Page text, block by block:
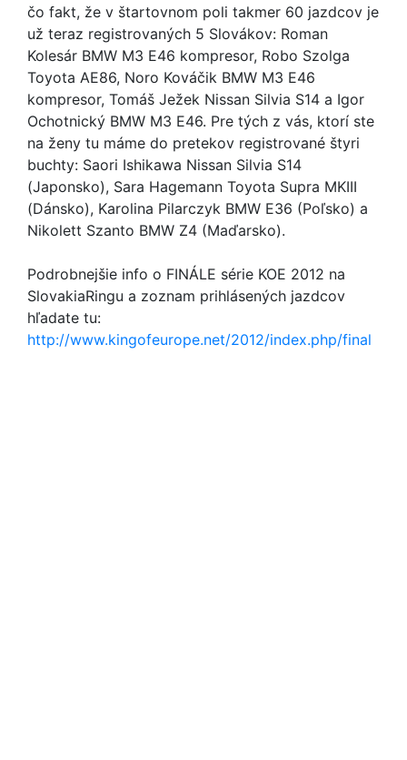
čo fakt, že v štartovnom poli takmer 60 jazdcov je
už teraz registrovaných 5 Slovákov: Roman
Kolesár BMW M3 E46 kompresor, Robo Szolga
Toyota AE86, Noro Kováčik BMW M3 E46
kompresor, Tomáš Ježek Nissan Silvia S14 a Igor
Ochotnický BMW M3 E46. Pre tých z vás, ktorí ste
na ženy tu máme do pretekov registrované štyri
buchty: Saori Ishikawa Nissan Silvia S14
(Japonsko), Sara Hagemann Toyota Supra MKIII
(Dánsko), Karolina Pilarczyk BMW E36 (Poľsko) a
Nikolett Szanto BMW Z4 (Maďarsko).
Podrobnejšie info o FINÁLE série KOE 2012 na
SlovakiaRingu a zoznam prihlásených jazdcov
hľadate tu:
http://www.kingofeurope.net/2012/index.php/final